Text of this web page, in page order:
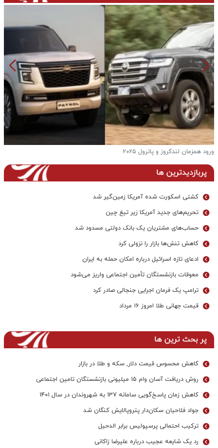
لندکروز و پاترول ۲۰۲۵
پربازدیدترین ها
کشتی اسکورت شده آمریکا زمین‌گیر شد
تحریم‌های جدید آمریکا زیر تیغ چین
حساب‌های مشتریان یک بانک‌ دولتی مسدود شد
کاهش تنش‌ها بازار را نزولی کرد
ادعای تازه اسرائیل درباره امکان حمله به ایران
معوقات بازنشستگان تأمین اجتماعی واریز می‌شود
ترامپ یک فرمان اجرایی جنجالی صادر کرد
قیمت جهانی طلا امروز ۱۶ مرداد
پر بحث ترین ها
کاهش محسوس قیمت دلار, سکه و طلا در بازار
روش دریافت آسان وام ۱۵ میلیونی بازنشستگان تامین اجتماعی
کاهش زمان پاسخ‌گویی سامانه 137 به شهروندان در سال ۱۴۰۱
جواد فلاحیان سکان‌دار پتروپالایش کنگان شد
ترکیب احتمالی پرسپولیس برابر الدحیل
رد یک شایعه عجیب درباره علیرضا زاکانی